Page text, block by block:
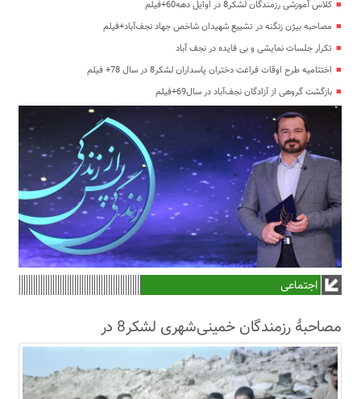
کلاس آموزشی رزمندگان لشکر8 در اوایل دهه60+فیلم
مصاحبه بیژن زنگنه در تشییع شهیدان شاخص جهاد نجف‌آباد+فیلم
تکرار جلسات نمایشی و بی فایده در نجف آباد
اختتامیه طرح اوقات فراغت دختران پاسداران لشکر8 در سال 78+ فیلم
بازگشت گروهی از آزادگان نجف‌آباد در سال69+فیلم
اجتماعی
مصاحبۀ رزمندگان خمینی‌شهری لشکر8 در
سال63+فیلم